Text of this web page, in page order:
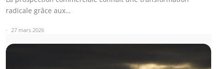
radicale grâce aux…
27 mars 2026